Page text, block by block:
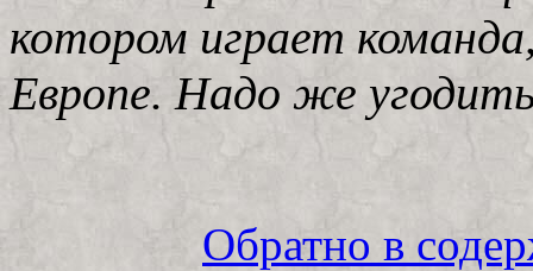
котором играет
Европе. Надо же
Обратно в